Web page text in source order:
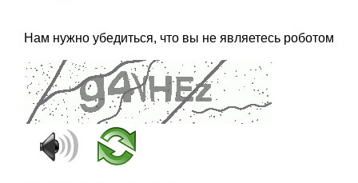
Нам нужно убедиться, что вы не являетесь роботом